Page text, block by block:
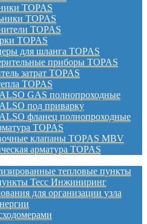
TOPAS
TOPAS
TOPAS
TOPAS
для шланга TOPAS
приборы TOPAS
затрат TOPAS
TOPAS
GAS полнопроходные
под приварку
фланец полнопроходные
TOPAS
клапаны TOPAS MBV
арматура TOPAS
тепловые пункты
Тесс Инжиниринг
для организации узла